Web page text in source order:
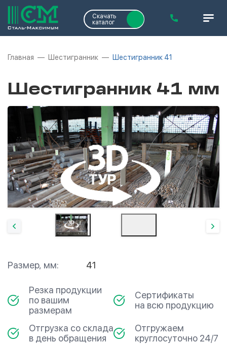
Скачать
каталог
Главная Шестигранник Шестигранник 41
Шестигранник 41 мм
Размер, мм: 41
Резка продукции
по вашим
размерам
Сертификаты
на всю продукцию
Отгрузка со склада
в день обращения
Отгружаем
круглосуточно 24/7